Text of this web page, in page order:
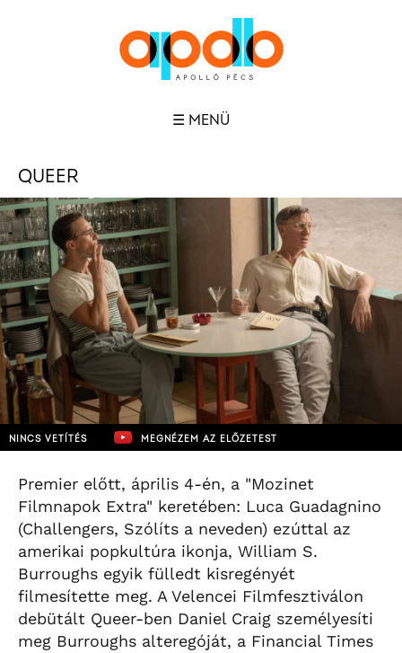
☰ MENÜ
QUEER
NINCS VETÍTÉS MEGNÉZEM AZ ELŐZETEST
Premier előtt, április 4-én, a "Mozinet
Filmnapok Extra" keretében: Luca Guadagnino
(Challengers, Szólíts a neveden) ezúttal az
amerikai popkultúra ikonja, William S.
Burroughs egyik fülledt kisregényét
filmesítette meg. A Velencei Filmfesztiválon
debütált Queer-ben Daniel Craig személyesíti
meg Burroughs alteregóját, a Financial Times